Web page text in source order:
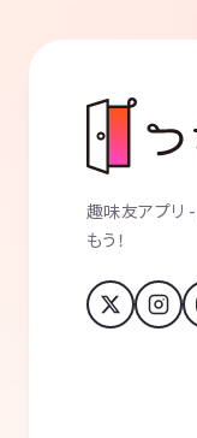
趣味友アプリ
もう！